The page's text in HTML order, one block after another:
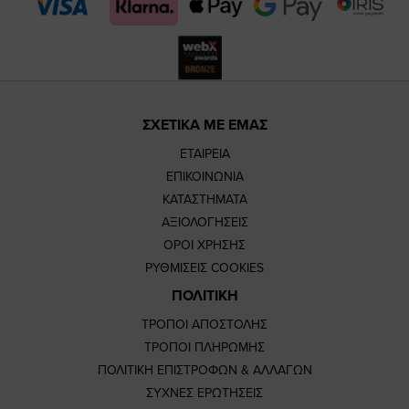
ΣΧΕΤΙΚΑ ΜΕ ΕΜΑΣ
ΕΤΑΙΡΕΙΑ
ΕΠΙΚΟΙΝΩΝΙΑ
ΚΑΤΑΣΤΗΜΑΤΑ
ΑΞΙΟΛΟΓΗΣΕΙΣ
ΟΡΟΙ ΧΡΗΣΗΣ
ΡΥΘΜΙΣΕΙΣ COOKIES
ΠΟΛΙΤΙΚΗ
ΤΡΟΠΟΙ ΑΠΟΣΤΟΛΗΣ
ΤΡΟΠΟΙ ΠΛΗΡΩΜΗΣ
ΠΟΛΙΤΙΚΗ ΕΠΙΣΤΡΟΦΩΝ & ΑΛΛΑΓΩΝ
ΣΥΧΝΕΣ ΕΡΩΤΗΣΕΙΣ